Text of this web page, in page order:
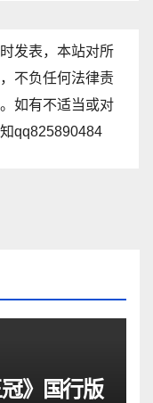
发表，本站对所
不负任何法律责
如有不适当或对
qq825890484
》国行版